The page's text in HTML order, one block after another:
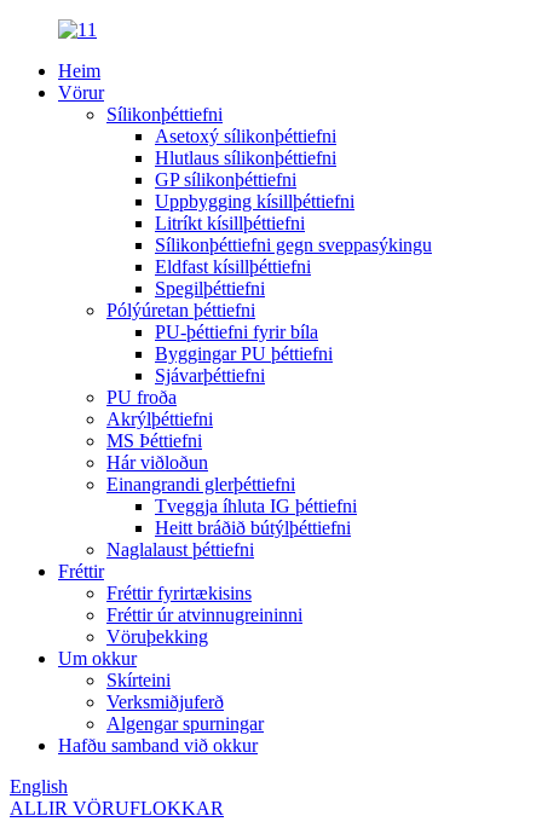
Heim
Vörur
Sílikonþéttiefni
Asetoxý sílikonþéttiefni
Hlutlaus sílikonþéttiefni
GP sílikonþéttiefni
Uppbygging kísillþéttiefni
Litríkt kísillþéttiefni
Sílikonþéttiefni gegn sveppasýkingu
Eldfast kísillþéttiefni
Spegilþéttiefni
Pólýúretan þéttiefni
PU-þéttiefni fyrir bíla
Byggingar PU þéttiefni
Sjávarþéttiefni
PU froða
Akrýlþéttiefni
MS Þéttiefni
Hár viðloðun
Einangrandi glerþéttiefni
Tveggja íhluta IG þéttiefni
Heitt bráðið bútýlþéttiefni
Naglalaust þéttiefni
Fréttir
Fréttir fyrirtækisins
Fréttir úr atvinnugreininni
Vöruþekking
Um okkur
Skírteini
Verksmiðjuferð
Algengar spurningar
Hafðu samband við okkur
English
ALLIR VÖRUFLOKKAR